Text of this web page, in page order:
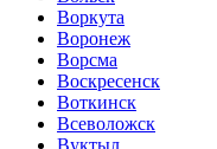
Воркута
Воронеж
Ворсма
Воскресенск
Воткинск
Всеволожск
Вуктыл